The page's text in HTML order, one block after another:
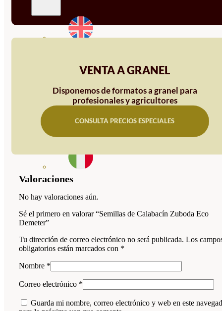
VENTA A GRANEL
Disponemos de formatos a granel para
profesionales y agricultores
CONSULTA PRECIOS ESPECIALES
Valoraciones
No hay valoraciones aún.
Sé el primero en valorar “Semillas de Calabacín Zuboda Eco
Demeter”
Tu dirección de correo electrónico no será publicada. Los
obligatorios están marcados con *
Nombre *
Correo electrónico *
Guarda mi nombre, correo electrónico y web en este